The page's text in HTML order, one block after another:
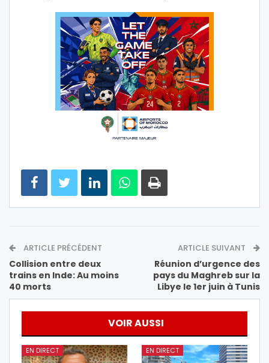
ARTICLE PRÉCÉDENT
Collision entre deux
trains en Inde: Au moins
40 morts
ARTICLE SUIVANT
Réunion d’urgence des
pays du Maghreb sur la
Libye le 1er juin à Tunis
VOIR AUSSI
EN DIRECT EN DIRECT